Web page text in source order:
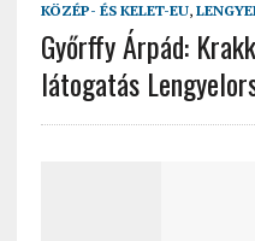
KÖZÉP- ÉS KELET-EU,
Győrffy Árpád:
látogatás